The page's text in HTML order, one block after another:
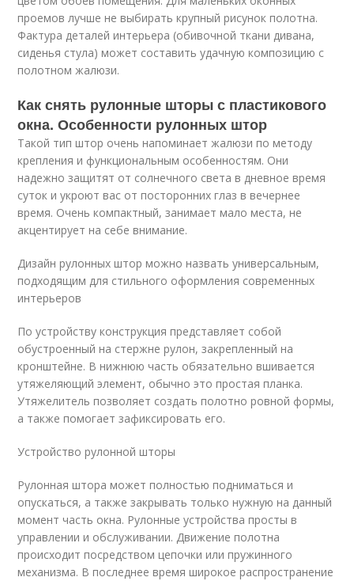
проемов лучше не выбирать крупный рисунок полотна.
Фактура деталей интерьера (обивочной ткани дивана,
сиденья стула) может составить удачную композицию с
полотном жалюзи.
Как снять рулонные шторы с пластикового
окна. Особенности рулонных штор
Такой тип штор очень напоминает жалюзи по методу
крепления и функциональным особенностям. Они
надежно защитят от солнечного света в дневное время
суток и укроют вас от посторонних глаз в вечернее
время. Очень компактный, занимает мало места, не
акцентирует на себе внимание.
Дизайн рулонных штор можно назвать универсальным,
подходящим для стильного оформления современных
интерьеров
По устройству конструкция представляет собой
обустроенный на стержне рулон, закрепленный на
кронштейне. В нижнюю часть обязательно вшивается
утяжеляющий элемент, обычно это простая планка.
Утяжелитель позволяет создать полотно ровной формы,
а также помогает зафиксировать его.
Устройство рулонной шторы
Рулонная штора может полностью подниматься и
опускаться, а также закрывать только нужную на данный
момент часть окна. Рулонные устройства просты в
управлении и обслуживании. Движение полотна
происходит посредством цепочки или пружинного
механизма. В последнее время широкое распространение